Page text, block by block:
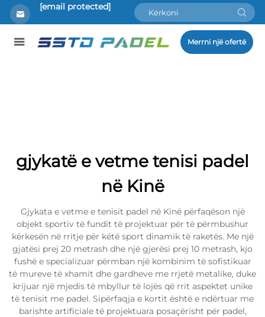
[email protected]
Merrni një ofertë
gjykatë e vetme tenisi padel
në Kinë
Gjykata e vetme e tenisit padel në Kinë përfaqëson një
objekt sportiv të fundit të projektuar për të përmbushur
kërkesën në rritje për këtë sport dinamik të raketës. Me një
gjatësi prej 20 metrash dhe një gjerësi prej 10 metrash, kjo
fushë e specializuar përmban një kombinim të sofistikuar
të mureve të xhamit dhe gardheve me rrjetë metalike, duke
krijuar një mjedis të mbyllur të lojës që rrit aspektet unike
të tenisit me padel. Sipërfaqja e kortit është e ndërtuar me
barishte artificiale të projektuara posaçërisht për padel,